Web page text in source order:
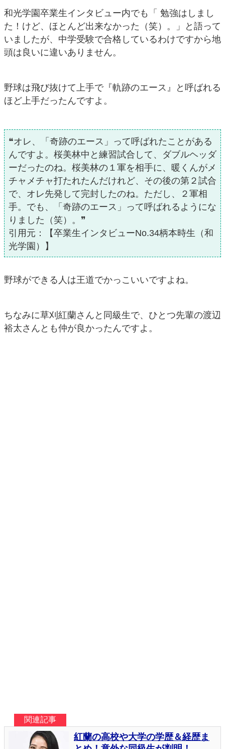
和光学園卒業生インタビュー内でも「 勉強はしまし
た！けど、ほとんど出来なかった（笑）。」と語って
いましたが、中学受験で合格しているわけですから地
頭は良いに違いありません。
野球は飛び抜けて上手で『軌跡のエース』と呼ばれる
ほど上手だったんですよ。
❝オレ、「奇跡のエース」って呼ばれたことがある
んですよ。桜美林中と練習試合して、ダブルヘッダ
ーだったのね。桜美林の１軍を相手に、暖くんがメ
チャメチャ打たれたんだけれど、その後の第２試合
で、オレ先発して完封したのね。ただし、２軍相
手。でも、「奇跡のエース」って呼ばれるようにな
りました（笑）。❞
引用元：【卒業生インタビューNo.34柄本時生（和
光学園）】
野球ができる人は王道でかっこいいですよね。
ちなみに草刈紅蘭さんと同級生で、ひとつ先輩の渡辺
裕太さんとも仲が良かったんですよ。